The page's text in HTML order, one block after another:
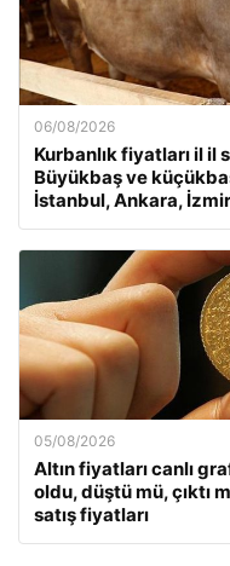
06/08/2026
Kurbanlık fiyatları il il
Büyükbaş ve
İstanbul, Ankara,
05/08/2026
Altın fiyatları canlı
oldu, düştü mü, çıktı
satış fiyatları